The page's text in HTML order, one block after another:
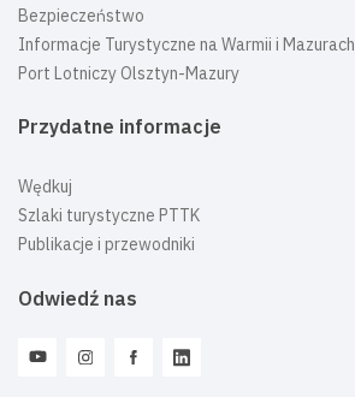
Bezpieczeństwo
Informacje Turystyczne na Warmii i Mazurach
Port Lotniczy Olsztyn-Mazury
Przydatne informacje
Wędkuj
Szlaki turystyczne PTTK
Publikacje i przewodniki
Odwiedź nas